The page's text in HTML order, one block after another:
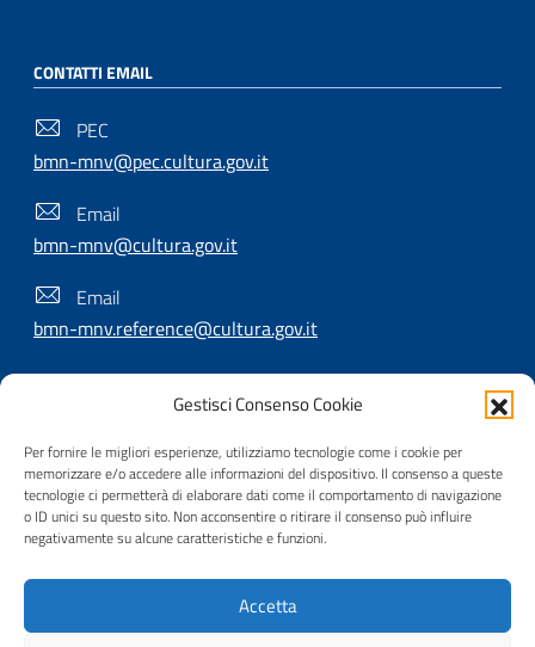
Gestisci Consenso Cookie
Per fornire le migliori esperienze, utilizziamo tecnologie come i cookie per
memorizzare e/o accedere alle informazioni del dispositivo. Il consenso a queste
tecnologie ci permetterà di elaborare dati come il comportamento di navigazione
o ID unici su questo sito. Non acconsentire o ritirare il consenso può influire
negativamente su alcune caratteristiche e funzioni.
Accetta
CONTATTI EMAIL
PEC
bmn-mnv@pec.cultura.gov.it
Email
bmn-mnv@cultura.gov.it
Email
bmn-mnv.reference@cultura.gov.it
Useful Links Section
Privacy | Cookie policy | Contatti |
accessibilità | Crediti | Nota di copyright | Realizzato da